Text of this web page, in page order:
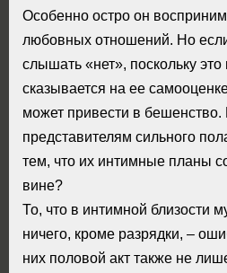
Особенно остро он
любовных отношений. Но
слышать «нет», поскольку это
сказывается на ее
может привести в
представителям сильного
тем, что их интимные планы
вине?
То, что в интимной близости
ничего, кроме разрядки, –
них половой акт также не